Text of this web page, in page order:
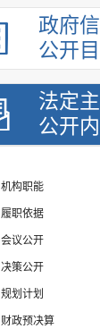
政府
公开
法定
公开
机构职能
履职依据
会议公开
决策公开
规划计划
财政预决算